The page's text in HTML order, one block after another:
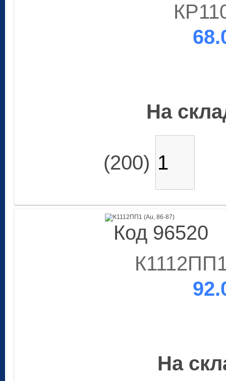
На
(200)
Код 96520
На